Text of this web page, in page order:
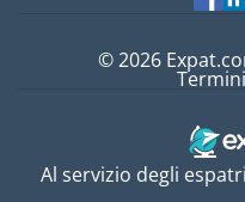
Al servizio degli
© 2026